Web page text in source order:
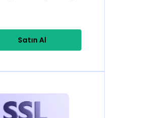
Satın Al